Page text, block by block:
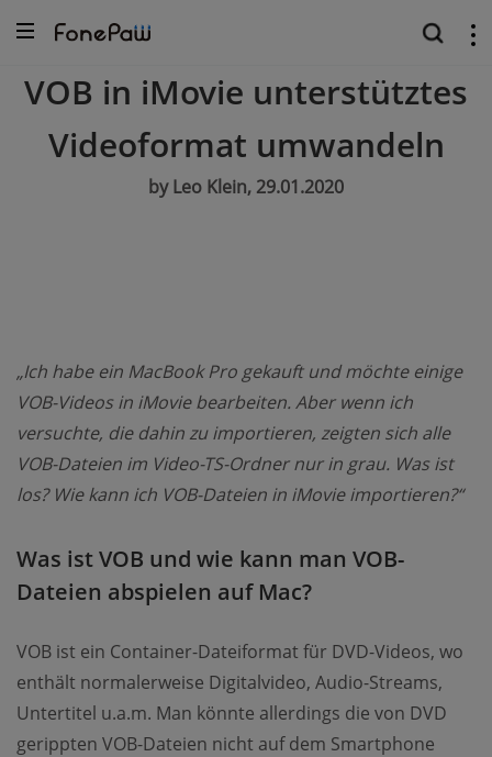
VOB in iMovie unterstütztes
Videoformat umwandeln
by Leo Klein, 29.01.2020
„Ich habe ein MacBook Pro gekauft und möchte einige
VOB-Videos in iMovie bearbeiten. Aber wenn ich
versuchte, die dahin zu importieren, zeigten sich alle
VOB-Dateien im Video-TS-Ordner nur in grau. Was ist
los? Wie kann ich VOB-Dateien in iMovie importieren?“
Was ist VOB und wie kann man VOB-
Dateien abspielen auf Mac?
VOB ist ein Container-Dateiformat für DVD-Videos, wo
enthält normalerweise Digitalvideo, Audio-Streams,
Untertitel u.a.m. Man könnte allerdings die von DVD
gerippten VOB-Dateien nicht auf dem Smartphone